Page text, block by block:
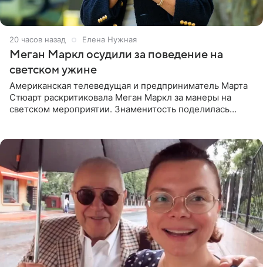
20 часов назад Елена Нужная
Меган Маркл осудили за поведение на
светском ужине
Американская телеведущая и предприниматель Марта
Стюарт раскритиковала Меган Маркл за манеры на
светском мероприятии. Знаменитость поделилась